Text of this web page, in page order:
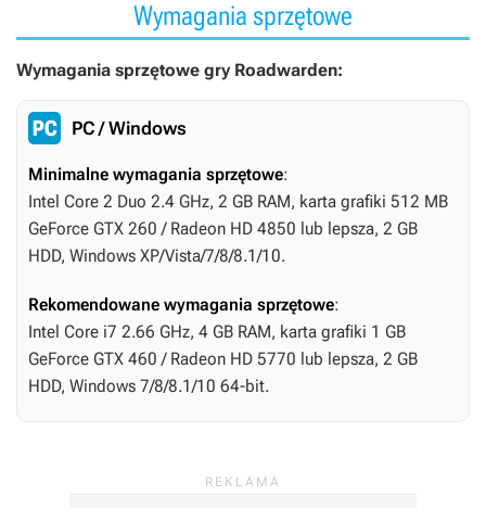
Wymagania sprzętowe
Wymagania sprzętowe gry Roadwarden:
PC / Windows
Minimalne wymagania sprzętowe:
Intel Core 2 Duo 2.4 GHz, 2 GB RAM, karta grafiki 512 MB
GeForce GTX 260 / Radeon HD 4850 lub lepsza, 2 GB
HDD, Windows XP/Vista/7/8/8.1/10.
Rekomendowane wymagania sprzętowe:
Intel Core i7 2.66 GHz, 4 GB RAM, karta grafiki 1 GB
GeForce GTX 460 / Radeon HD 5770 lub lepsza, 2 GB
HDD, Windows 7/8/8.1/10 64-bit.